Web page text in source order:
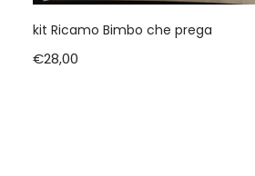
kit Ricamo Bimbo che prega
€28,00